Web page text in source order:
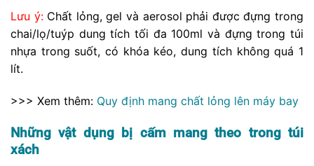
Lưu ý:Chất lỏng, gel và aerosol phải được đựng trong
chai/lọ/tuýp dung tích tối đa 100ml và đựng trong túi
nhựa trong suốt, có khóa kéo, dung tích không quá 1
lít.
>>> Xem thêm: Quy định mang chất lỏng lên máy bay
Những vật dụng bị cấm mang theo trong túi
xách